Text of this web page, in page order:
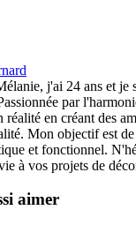
j'ai 24 ans et je
par
réalité en créant des
Mon objectif est
et fonctionnel.
à vos projets de
aimer